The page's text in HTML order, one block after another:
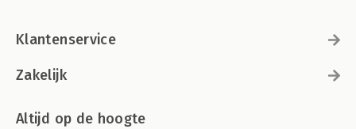
Klantenservice
Zakelijk
Altijd op de hoogte